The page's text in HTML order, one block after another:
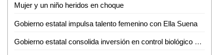
Mujer y un niño heridos en choque
Gobierno estatal impulsa talento femenino con Ella Suena
Gobierno estatal consolida inversión en control biológico para el campo